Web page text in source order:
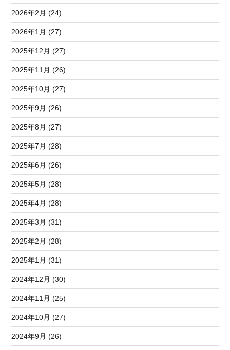
2026年2月 (24)
2026年1月 (27)
2025年12月 (27)
2025年11月 (26)
2025年10月 (27)
2025年9月 (26)
2025年8月 (27)
2025年7月 (28)
2025年6月 (26)
2025年5月 (28)
2025年4月 (28)
2025年3月 (31)
2025年2月 (28)
2025年1月 (31)
2024年12月 (30)
2024年11月 (25)
2024年10月 (27)
2024年9月 (26)